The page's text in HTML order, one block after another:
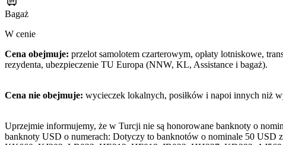
Bagaż
W cenie
Cena obejmuje: przelot samolotem czarterowym, opłaty lotniskowe,
rezydenta, ubezpieczenie TU Europa (NNW, KL, Assistance i bagaż).
Cena nie obejmuje: wycieczek lokalnych, posiłków i napoi innych niż
Uprzejmie informujemy, że w Turcji nie są honorowane banknoty o
banknoty USD o numerach: Dotyczy to banknotów o nominale 50